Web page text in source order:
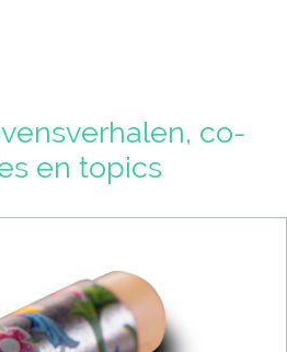
co-
en topics